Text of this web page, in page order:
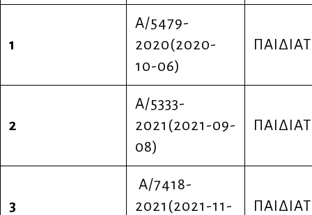
1
Α/5479-
2020(2020-
10-06)
2
Α/5333-
2021(2021-09-
08)
3
Α/7418-
2021(2021-11-